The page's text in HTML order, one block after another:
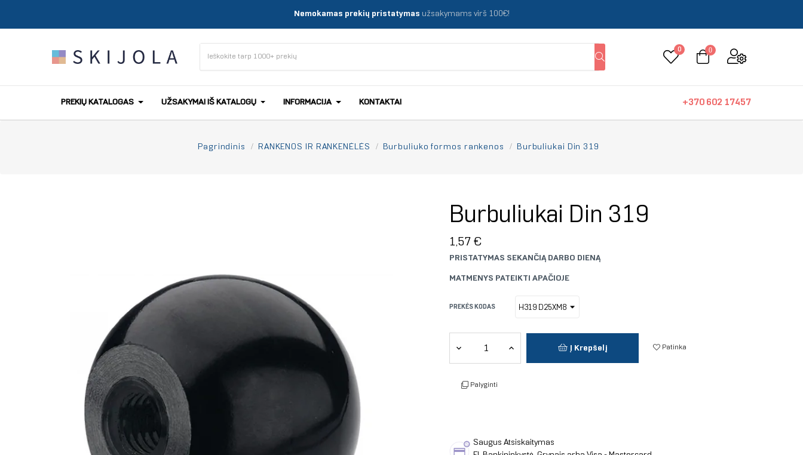
Nemokamas prekių pristatymas užsakymams virš 100€!
0 0
PREKIŲ KATALOGAS UŽSAKYMAI IŠ KATALOGŲ INFORMACIJA KONTAKTAI +370 602 17457
Pagrindinis RANKENOS IR RANKENĖLĖS Burbuliuko formos rankenos Burbuliukai Din 319
Burbuliukai Din 319
1,57 €
PRISTATYMAS SEKANČIĄ DARBO DIENĄ
MATMENYS PATEIKTI APAČIOJE
PREKĖS KODAS
Į Krepšelį Patinka
Palyginti
Saugus Atsiskaitymas